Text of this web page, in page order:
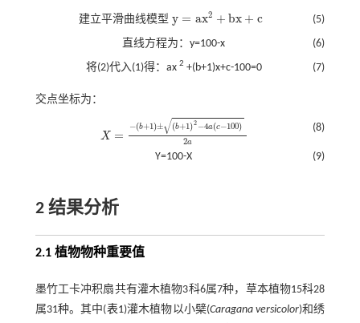
建立平滑曲线模型 y = ax2 + bx + c
y= ax 2+bx +c
(5)
直线方程为：y=100-x
(6)
将(2)代入(1)得：ax 2 +(b+1)x+c-100=0 (7)
交点坐标为：
X =
−(b+1)± (b+1)2 −4a(c−100)
√
2a
X= (b +1)±(b+1)2-4a(c-100)2a
(8)
Y=100-X (9)
2 结果分析
2.1 植物物种重要值
墨竹工卡冲积扇共有灌木植物3科6属7种，草本植物15科28
属31种。其中(表1)灌木植物以小檗(Caragana versicolor)和绣